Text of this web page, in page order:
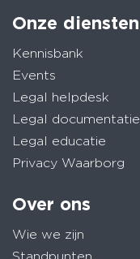
Onze diensten
Kennisbank
Events
Legal helpdesk
Legal documentatie
Legal educatie
Privacy Waarborg
Over ons
Wie we zijn